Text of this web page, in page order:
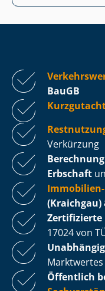
BauGB
Verkürzung
Berechnung
Erbschaft
(Kraichgau)
Zertifizierte
17024 von
Marktwertes
Öffentlich